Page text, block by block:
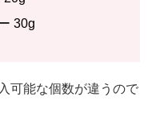
30g
可能な個数が違うので